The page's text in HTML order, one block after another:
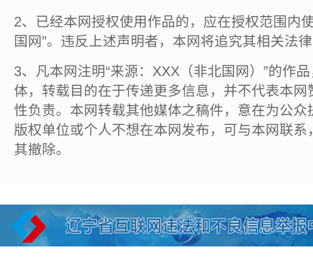
2、已经本网授权使用作品的，应在授权范围内
国网”。违反上述声明者，本网将追究其相关法
3、凡本网注明“来源：XXX（非北国网）”的作
体，转载目的在于传递更多信息，并不代表本
性负责。本网转载其他媒体之稿件，意在为公
版权单位或个人不想在本网发布，可与本网联
其撤除。